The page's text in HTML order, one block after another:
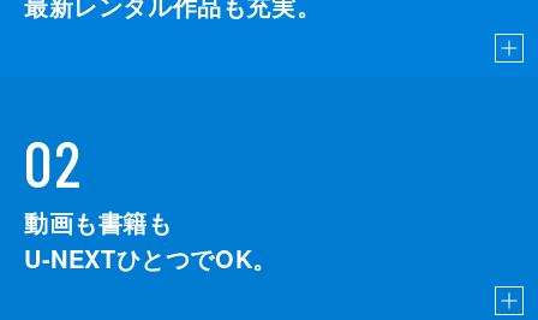
02
動画も書籍も
U-NEXTひとつでOK。